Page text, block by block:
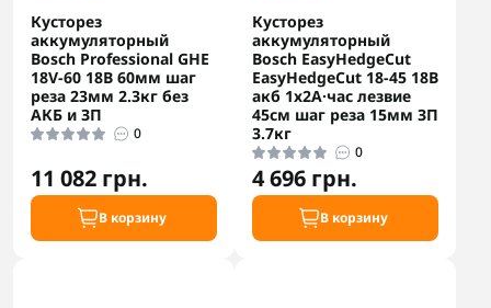
Кусторез
аккумуляторный
Bosch Professional GHE
18V-60 18В 60мм шаг
реза 23мм 2.3кг без
АКБ и ЗП
0
11 082 грн.
В корзину
Кусторез
аккумуляторный
Bosch EasyHedgeCut
EasyHedgeCut 18-45 18В
акб 1х2А·час лезвие
45см шаг реза 15мм ЗП
3.7кг
0
4 696 грн.
В корзину